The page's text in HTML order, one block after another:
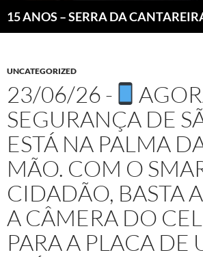
UNCATEGORIZED
23/06/26 -
SEGURANÇA DE
ESTÁ NA PALMA
MÃO. COM O
CIDADÃO, BASTA
A CÂMERA DO
PARA A PLACA DE